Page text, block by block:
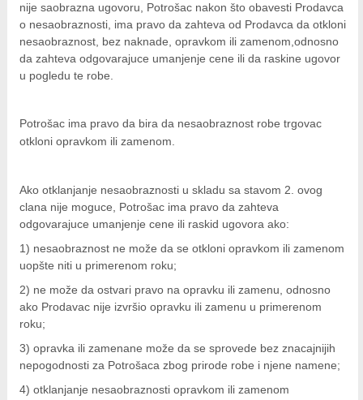
kafu
ostalo
Vitrine
i kutije
oprema
nije saobrazna ugovoru, Potrošac nakon što obavesti Prodavca
o nesaobraznosti, ima pravo da zahteva od Prodavca da otkloni
nesaobraznost, bez naknade, opravkom ili zamenom,odnosno
da zahteva odgovarajuce umanjenje cene ili da raskine ugovor
u pogledu te robe.
Potrošac ima pravo da bira da nesaobraznost robe trgovac
otkloni opravkom ili zamenom.
Ako otklanjanje nesaobraznosti u skladu sa stavom 2. ovog
clana nije moguce, Potrošac ima pravo da zahteva
odgovarajuce umanjenje cene ili raskid ugovora ako:
1) nesaobraznost ne može da se otkloni opravkom ili zamenom
uopšte niti u primerenom roku;
2) ne može da ostvari pravo na opravku ili zamenu, odnosno
ako Prodavac nije izvršio opravku ili zamenu u primerenom
roku;
3) opravka ili zamenane može da se sprovede bez znacajnijih
nepogodnosti za Potrošaca zbog prirode robe i njene namene;
4) otklanjanje nesaobraznosti opravkom ili zamenom